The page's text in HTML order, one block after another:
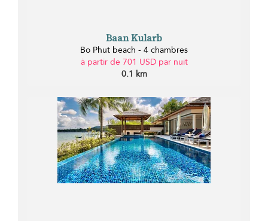
Baan Kularb
Bo Phut beach - 4 chambres
à partir de 701 USD par nuit
0.1 km